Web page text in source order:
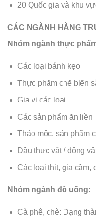
20 Quốc gia và khu
CÁC NGÀNH HÀNG
Nhóm ngành thực
Các loại bánh kẹo
Thực phẩm chế biến
Gia vị các loại
Các sản phẩm ăn liền
Thảo mộc, sản phẩm
Dầu thực vật / động
Các loại thịt, gia cầm,
Nhóm ngành đồ uống:
Cà phê, chè: Dạng